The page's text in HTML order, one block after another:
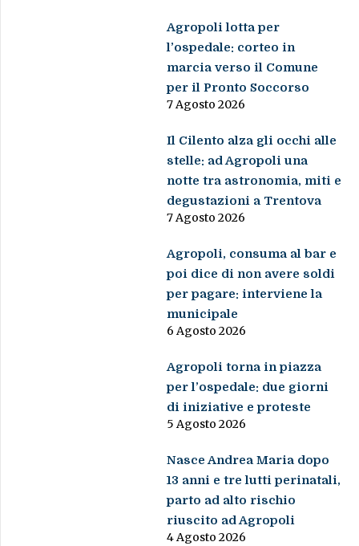
Agropoli lotta per
l’ospedale: corteo in
marcia verso il Comune
per il Pronto Soccorso
7 Agosto 2026
Il Cilento alza gli occhi alle
stelle: ad Agropoli una
notte tra astronomia, miti e
degustazioni a Trentova
7 Agosto 2026
Agropoli, consuma al bar e
poi dice di non avere soldi
per pagare: interviene la
municipale
6 Agosto 2026
Agropoli torna in piazza
per l’ospedale: due giorni
di iniziative e proteste
5 Agosto 2026
Nasce Andrea Maria dopo
13 anni e tre lutti perinatali,
parto ad alto rischio
riuscito ad Agropoli
4 Agosto 2026